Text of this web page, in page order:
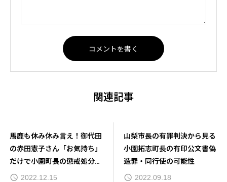
関連記事
馬鹿も休み休み言え！御代田
の赤田憲子さん「お気持ち」
だけで小園町長の懲戒処分を
決めてしまう
2022.12.15
山梨市長の有罪判決から見る
小園拓志町長の有印公文書偽
造罪・同行使の可能性
2022.09.18